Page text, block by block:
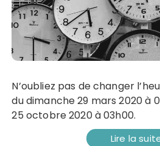
N’oubliez pas de changer l’heure ! L’heure d’été est
du dimanche 29 mars 2020 à
25 octobre 2020 à 03h00.
Lire la